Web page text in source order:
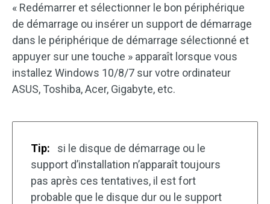
« Redémarrer et sélectionner le bon périphérique
de démarrage ou insérer un support de démarrage
dans le périphérique de démarrage sélectionné et
appuyer sur une touche » apparaît lorsque vous
installez Windows 10/8/7 sur votre ordinateur
ASUS, Toshiba, Acer, Gigabyte, etc.
Tip:
si le disque de démarrage ou le
support d’installation n’apparaît toujours
pas après ces tentatives, il est fort
probable que le disque dur ou le support